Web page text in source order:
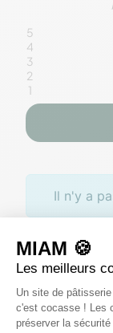
5
4
3
2
1
Il n'y a